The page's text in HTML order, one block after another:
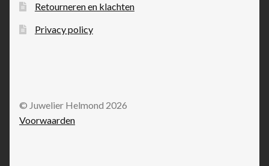
Retourneren en klachten
Privacy policy
© Juwelier Helmond 2026
Voorwaarden